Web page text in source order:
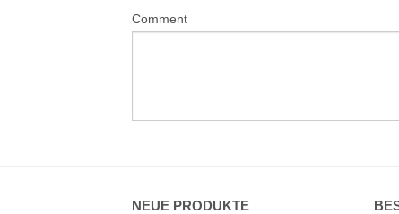
Comment
NEUE PRODUKTE